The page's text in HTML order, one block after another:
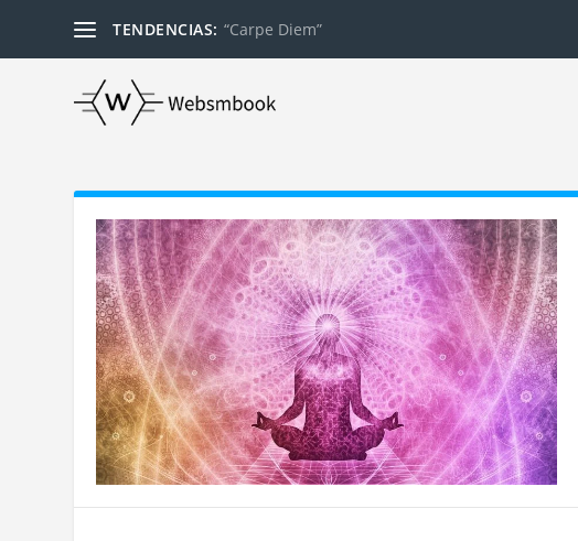
TENDENCIAS: “Carpe Diem”